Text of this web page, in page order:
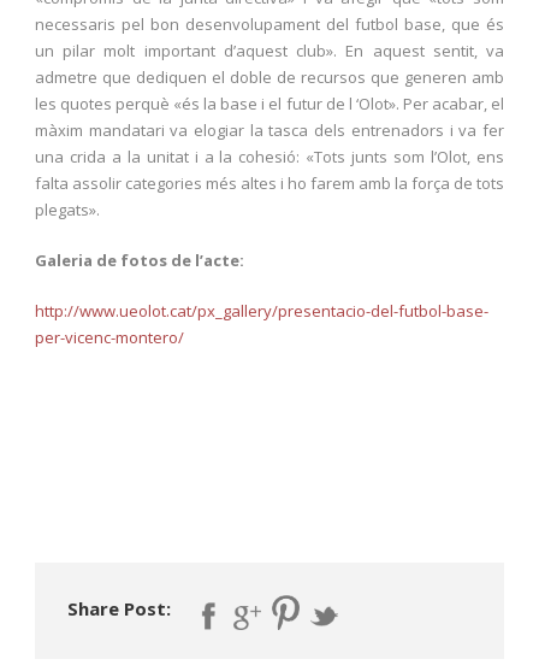
necessaris pel bon desenvolupament del futbol base, que és
un pilar molt important d’aquest club». En aquest sentit, va
admetre que dediquen el doble de recursos que generen amb
les quotes perquè «és la base i el futur de l ‘Olot». Per acabar, el
màxim mandatari va elogiar la tasca dels entrenadors i va fer
una crida a la unitat i a la cohesió: «Tots junts som l’Olot, ens
falta assolir categories més altes i ho farem amb la força de tots
plegats».
Galeria de fotos de l’acte:
http://www.ueolot.cat/px_gallery/presentacio-del-futbol-base-
per-vicenc-montero/
Share Post: